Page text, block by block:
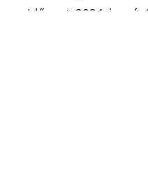
Időpont: 2024. január